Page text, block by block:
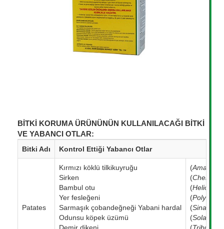
BİTKİ KORUMA ÜRÜNÜNÜN KULLANILACAĞI BİTKİ
VE YABANCI OTLAR:
Bitki Adı
Kontrol Ettiği Yabancı Otlar
Patates
Kırmızı köklü tilkikuyruğu
Sirken
Bambul otu
Yer fesleğeni
Sarmaşık çobandeğneği Yabani hardal
Odunsu köpek üzümü
(
(
(
(
(Sinapis
(Solanum